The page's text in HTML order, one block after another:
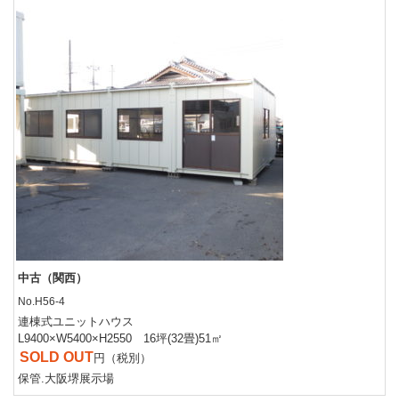
中古（関西）
No.H56-4
連棟式ユニットハウス
L9400×W5400×H2550 16坪(32畳)51㎡
SOLD OUT円（税別）
保管.大阪堺展示場